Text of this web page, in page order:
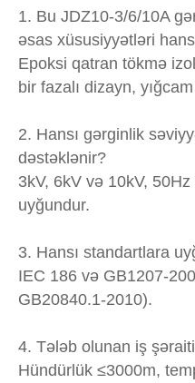
1. Bu JDZ10-3/6/10A
əsas xüsusiyyətləri
Epoksi qatran tökmə
bir fazalı dizayn,
2. Hansı gərginlik
dəstəklənir?
3kV, 6kV və 10kV,
uyğundur.
3. Hansı standartlara
IEC 186 və GB1207-
GB20840.1-2010).
4. Tələb olunan iş şəraiti
Hündürlük ≤3000m,